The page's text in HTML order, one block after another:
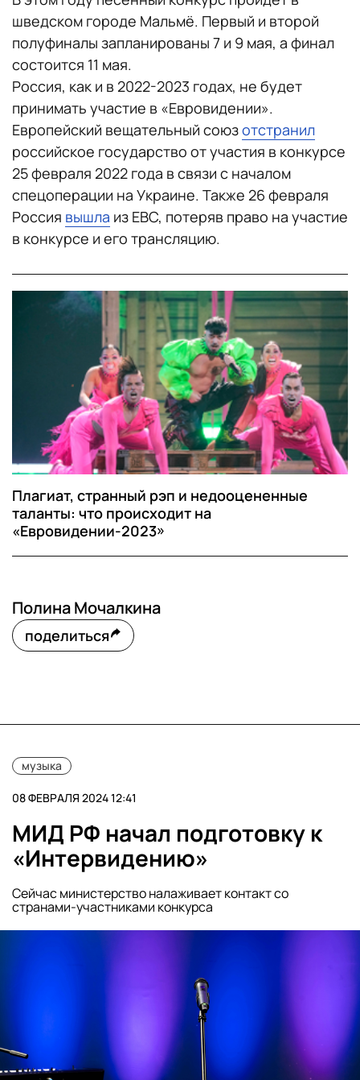
шведском городе Мальмё. Первый и второй
полуфиналы запланированы 7 и 9 мая, а финал
состоится 11 мая.
Россия, как и в 2022-2023 годах, не будет
принимать участие в «Евровидении».
Европейский вещательный союзотстранил
российское государство от участия в конкурсе
25 февраля 2022 года в связи с началом
спецоперации на Украине. Также 26 февраля
Россия вышла из ЕВС, потеряв право на участие
в конкурсе и его трансляцию.
Плагиат, странный рэп и недооцененные
таланты: что происходит на
«Евровидении-2023»
Полина Мочалкина
поделиться
музыка
08 ФЕВРАЛЯ 2024 12:41
МИД РФ начал подготовку к
«Интервидению»
Сейчас министерство налаживает контакт со
странами-участниками конкурса